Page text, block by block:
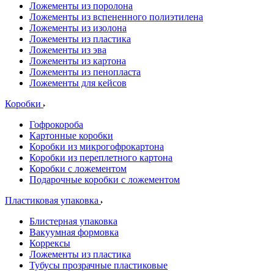
Ложементы из поролона
Ложементы из вспененного полиэтилена
Ложементы из изолона
Ложементы из пластика
Ложементы из эва
Ложементы из картона
Ложементы из пенопласта
Ложементы для кейсов
Коробки
Гофрокороба
Картонные коробки
Коробки из микрогофрокартона
Коробки из переплетного картона
Коробки с ложементом
Подарочные коробки с ложементом
Пластиковая упаковка
Блистерная упаковка
Вакуумная формовка
Коррексы
Ложементы из пластика
Тубусы прозрачные пластиковые